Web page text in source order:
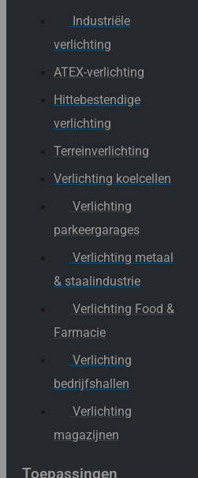
Industriële
verlichting
ATEX-verlichting
Hittebestendige
verlichting
Terreinverlichting
Verlichting koelcellen
Verlichting
parkeergarages
Verlichting metaal
& staalindustrie
Verlichting Food &
Farmacie
Verlichting
bedrijfshallen
Verlichting
magazijnen
Toepassingen